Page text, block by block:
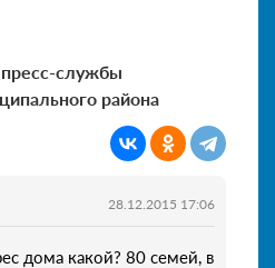
службы
района
28.12.2015 17:06
дома какой? 80 семей, в